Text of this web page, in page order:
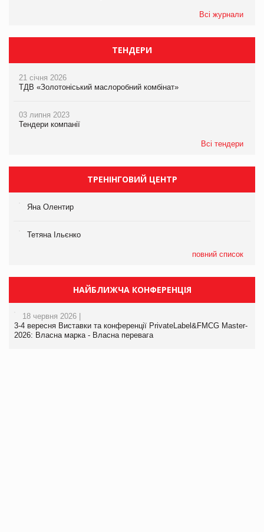
Всі журнали
ТЕНДЕРИ
21 січня 2026
ТДВ «Золотоніський маслоробний комбінат»
03 липня 2023
Тендери компанії
Всі тендери
ТРЕНІНГОВИЙ ЦЕНТР
Яна Олентир
Тетяна Ільєнко
повний список
НАЙБЛИЖЧА КОНФЕРЕНЦІЯ
18 червня 2026 |
3-4 вересня Виставки та конференції PrivateLabel&FMCG Master-
2026: Власна марка - Власна перевага